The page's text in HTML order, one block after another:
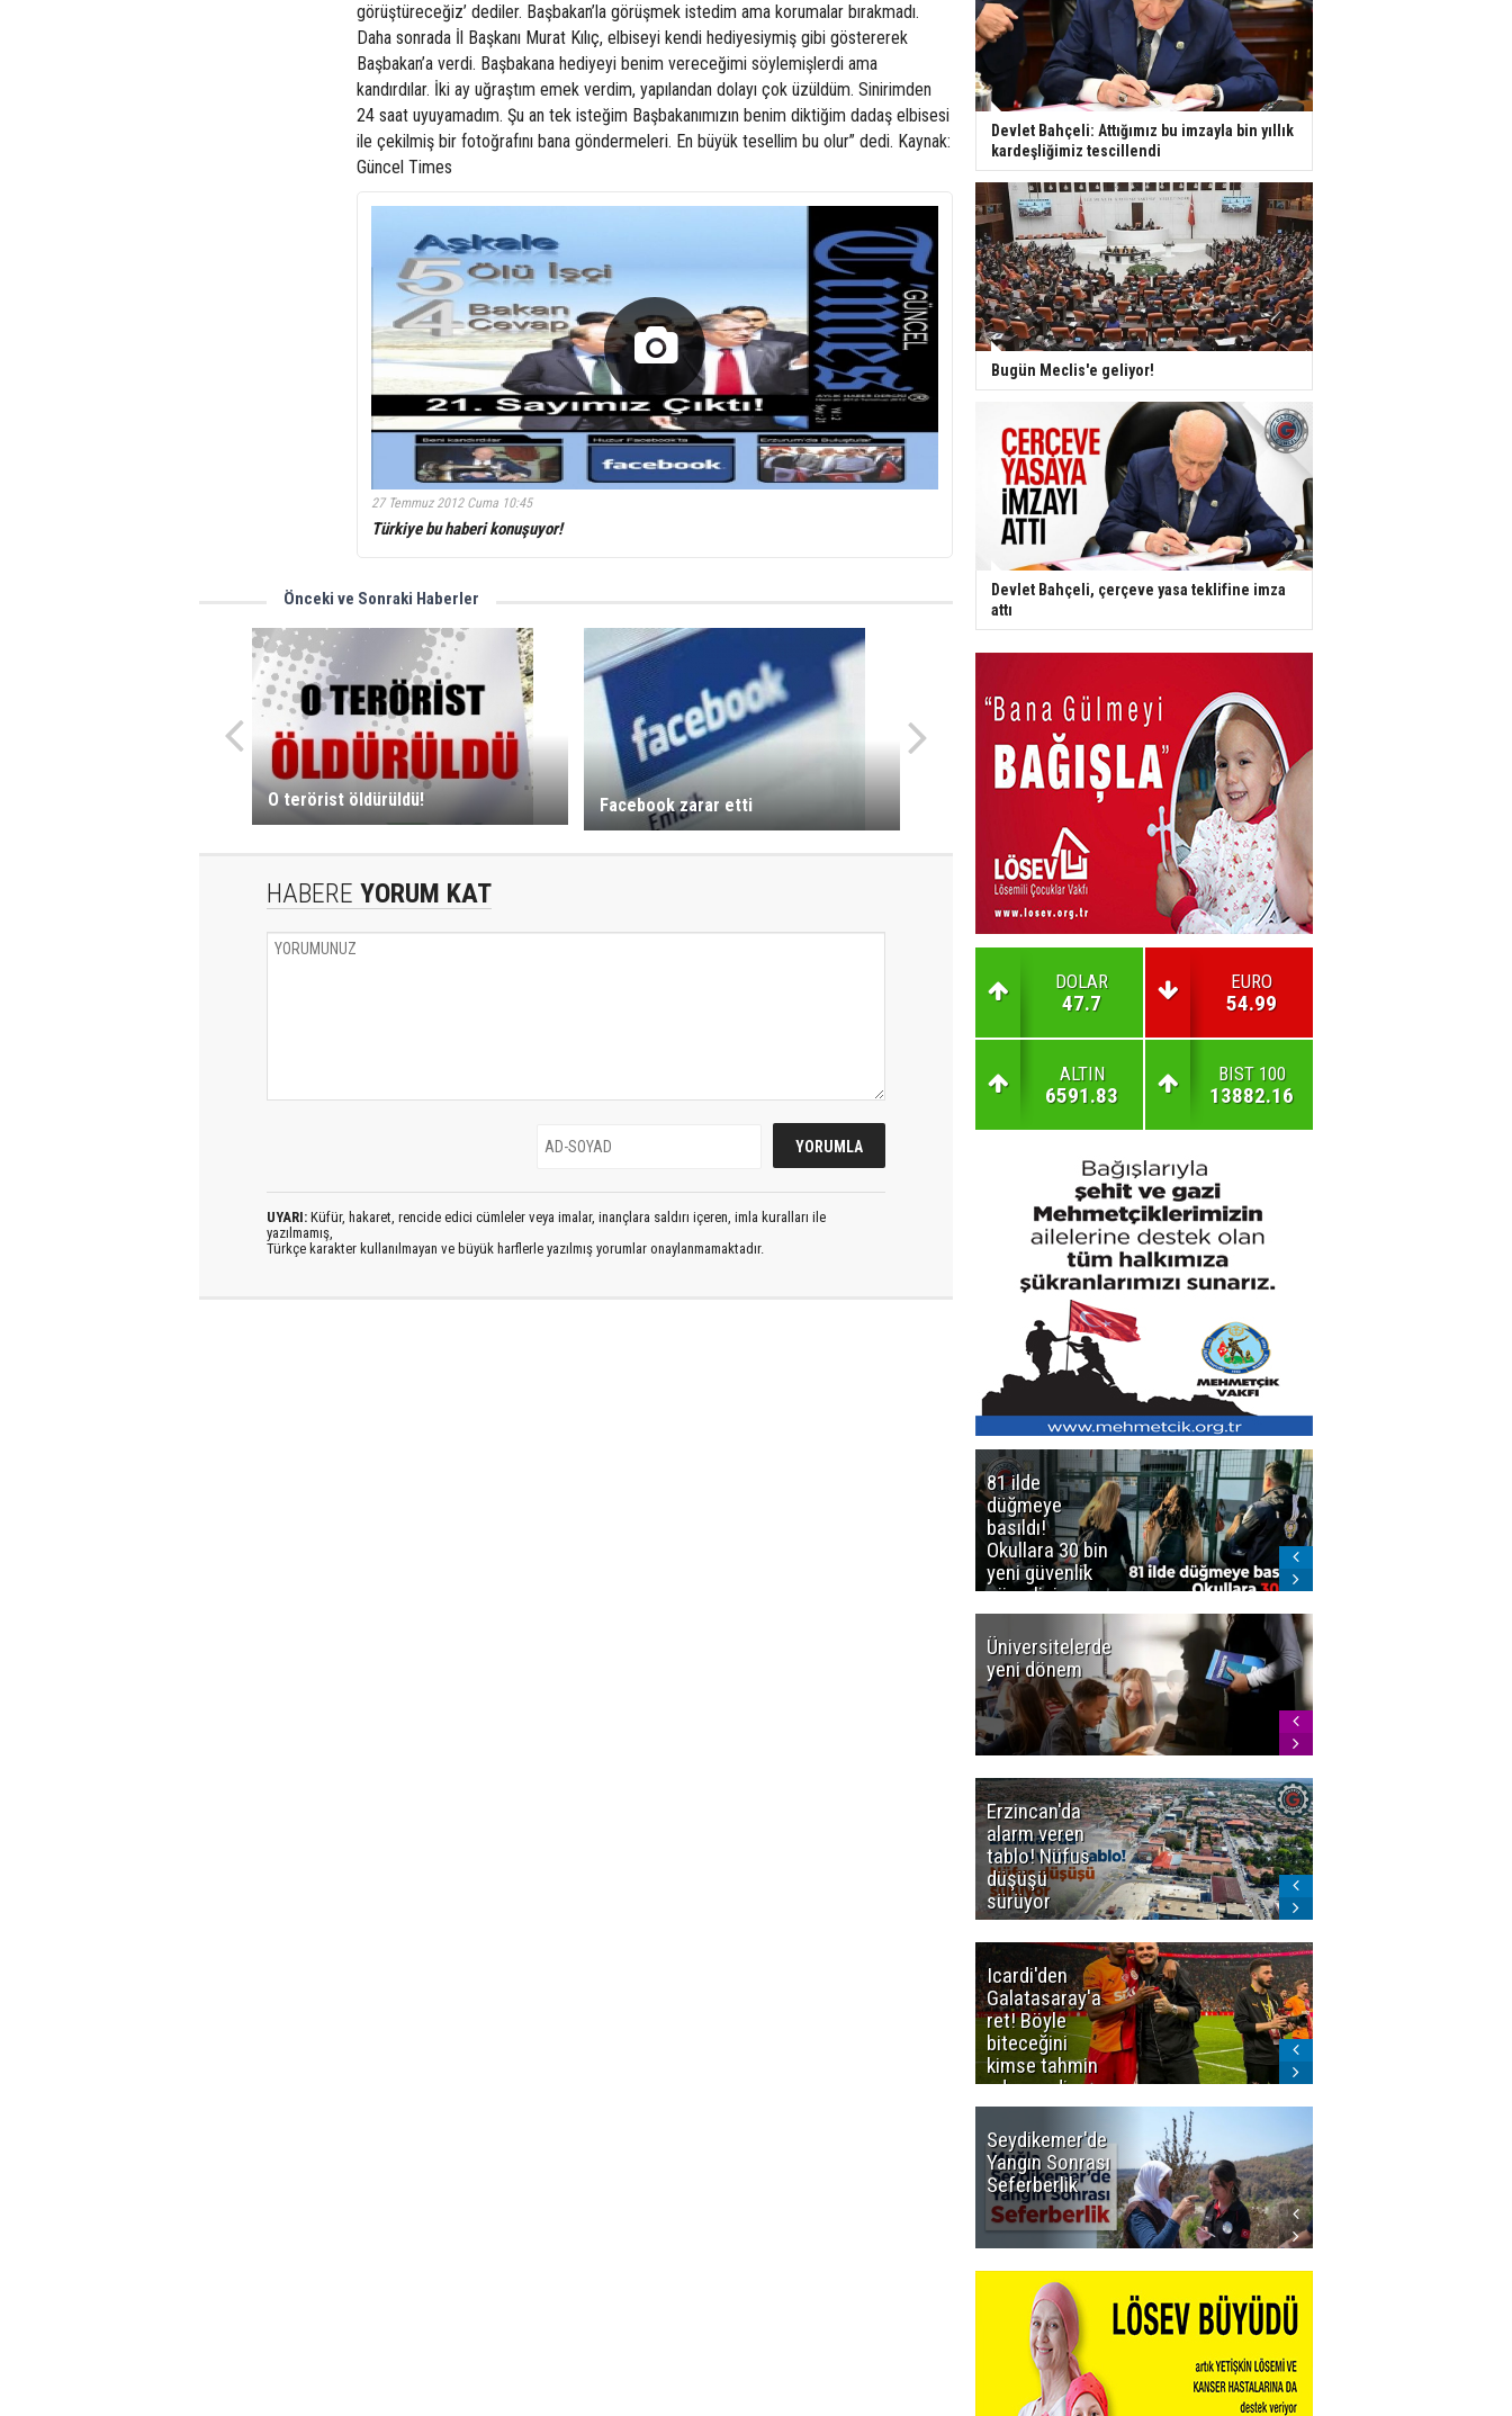
görüştüreceğiz’ dediler. Başbakan’la görüşmek istedim ama korumalar bırakmadı.
Daha sonrada İl Başkanı Murat Kılıç, elbiseyi kendi hediyesiymiş gibi göstererek
Başbakan’a verdi. Başbakana hediyeyi benim vereceğimi söylemişlerdi ama
kandırdılar. İki ay uğraştım emek verdim, yapılandan dolayı çok üzüldüm. Sinirimden
24 saat uyuyamadım. Şu an tek isteğim Başbakanımızın benim diktiğim dadaş elbisesi
ile çekilmiş bir fotoğrafını bana göndermeleri. En büyük tesellim bu olur” dedi. Kaynak:
Güncel Times
27 Temmuz 2012 Cuma 10:45
Türkiye bu haberi konuşuyor!
Önceki ve Sonraki Haberler
O terörist öldürüldü! Facebook zarar etti
HABERE YORUM KAT
UYARI: Küfür, hakaret, rencide edici cümleler veya imalar, inançlara saldırı içeren, imla kuralları ile
yazılmamış,
Türkçe karakter kullanılmayan ve büyük harflerle yazılmış yorumlar onaylanmamaktadır.
Devlet Bahçeli: Attığımız bu imzayla bin yıllık
kardeşliğimiz tescillendi
Bugün Meclis'e geliyor!
Devlet Bahçeli, çerçeve yasa teklifine imza
attı
DOLAR
47.7
EURO
54.99
ALTIN
6591.83
BIST 100
13882.16
81 ilde
düğmeye
basıldı!
Okullara 30 bin
yeni güvenlik
görevlisi
Üniversitelerde
yeni dönem
Erzincan'da
alarm veren
tablo! Nüfus
düşüşü
sürüyor
Icardi'den
Galatasaray'a
ret! Böyle
biteceğini
kimse tahmin
edemezdi
Seydikemer'de
Yangın Sonrası
Seferberlik